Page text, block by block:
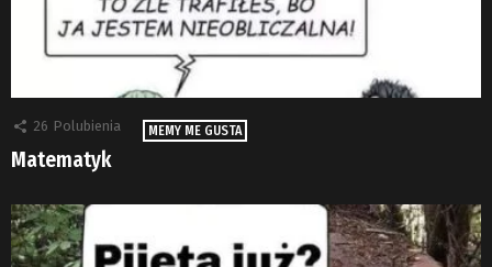
26 Polubienia MEMY ME GUSTA
Matematyk